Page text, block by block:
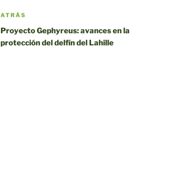
Navegación
por
entradas
Entrada
anterior
ATRÁS
Proyecto Gephyreus: avances en la
protección del delfín del Lahille